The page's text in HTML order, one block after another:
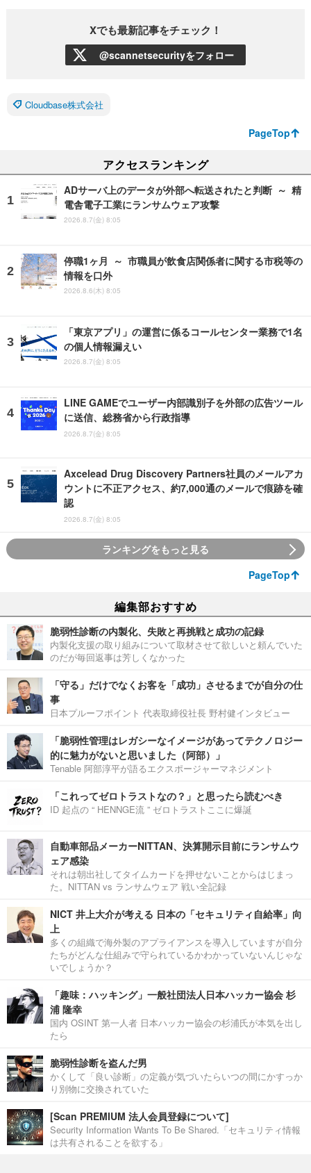
Xでも最新記事をチェック！
@scannetsecurityをフォロー
Cloudbase株式会社
PageTop
アクセスランキング
ADサーバ上のデータが外部へ転送されたと判断 ～ 精
電舎電子工業にランサムウェア攻撃
2026.8.7(金) 8:05
停職1ヶ月 ～ 市職員が飲食店関係者に関する市税等の
情報を口外
2026.8.6(木) 8:05
「東京アプリ」の運営に係るコールセンター業務で1名
の個人情報漏えい
2026.8.7(金) 8:05
LINE GAMEでユーザー内部識別子を外部の広告ツール
に送信、総務省から行政指導
2026.8.7(金) 8:05
Axcelead Drug Discovery Partners社員のメールアカ
ウントに不正アクセス、約7,000通のメールで痕跡を確
認
2026.8.7(金) 8:05
ランキングをもっと見る
PageTop
編集部おすすめ
脆弱性診断の内製化、失敗と再挑戦と成功の記録
内製化支援の取り組みについて取材させて欲しいと頼んでいた
のだが毎回返事は芳しくなかった
「守る」だけでなくお客を「成功」させるまでが自分の仕
事
日本プルーフポイント 代表取締役社長 野村健インタビュー
「脆弱性管理はレガシーなイメージがあってテクノロジー
的に魅力がないと思いました（阿部）」
Tenable 阿部淳平が語るエクスポージャーマネジメント
「これってゼロトラストなの？」と思ったら読むべき
ID 起点の “ HENNGE流 ” ゼロトラストここに爆誕
自動車部品メーカーNITTAN、決算開示目前にランサムウ
ェア感染
それは朝出社してタイムカードを押せないことからはじまっ
た。NITTAN vs ランサムウェア 戦い全記録
NICT 井上大介が考える 日本の「セキュリティ自給率」向
上
多くの組織で海外製のアプライアンスを導入していますが自分
たちがどんな仕組みで守られているかわかっていないんじゃな
いでしょうか？
「趣味：ハッキング」一般社団法人日本ハッカー協会 杉
浦 隆幸
国内 OSINT 第一人者 日本ハッカー協会の杉浦氏が本気を出し
たら
脆弱性診断を盗んだ男
かくして「良い診断」の定義が気づいたらいつの間にかすっか
り別物に交換されていた
[Scan PREMIUM 法人会員登録について]
Security Information Wants To Be Shared.「セキュリティ情報
は共有されることを欲する」